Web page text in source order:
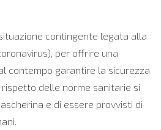
contingente legata alla
per offrire una
contempo garantire la sicurezza
delle norme sanitarie si
e di essere provvisti di